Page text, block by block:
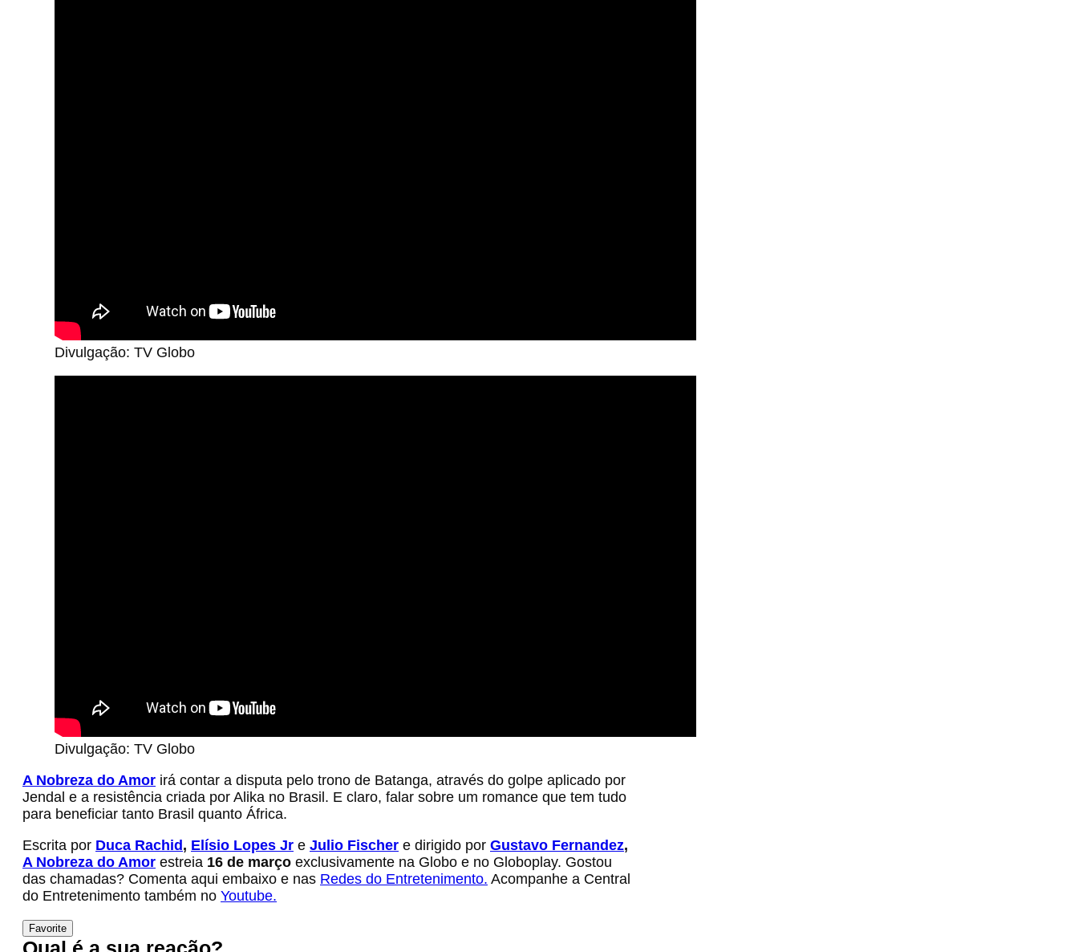
Divulgação: TV Globo
Divulgação: TV Globo
A Nobreza do Amor irá contar a disputa pelo trono de Batanga, através do golpe aplicado por
Jendal e a resistência criada por Alika no Brasil. E claro, falar sobre um romance que tem tudo
para beneficiar tanto Brasil quanto África.
Escrita por Duca Rachid, Elísio Lopes Jr e Julio Fischer e dirigido por Gustavo Fernandez,
A Nobreza do Amor estreia 16 de março exclusivamente na Globo e no Globoplay. Gostou
das chamadas? Comenta aqui embaixo e nas Redes do Entretenimento. Acompanhe a Central
do Entretenimento também no Youtube.
Favorite